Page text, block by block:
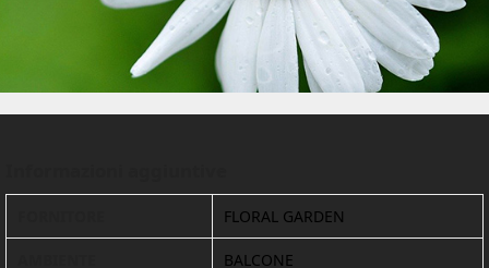
FLORAL GARDEN
BALCONE